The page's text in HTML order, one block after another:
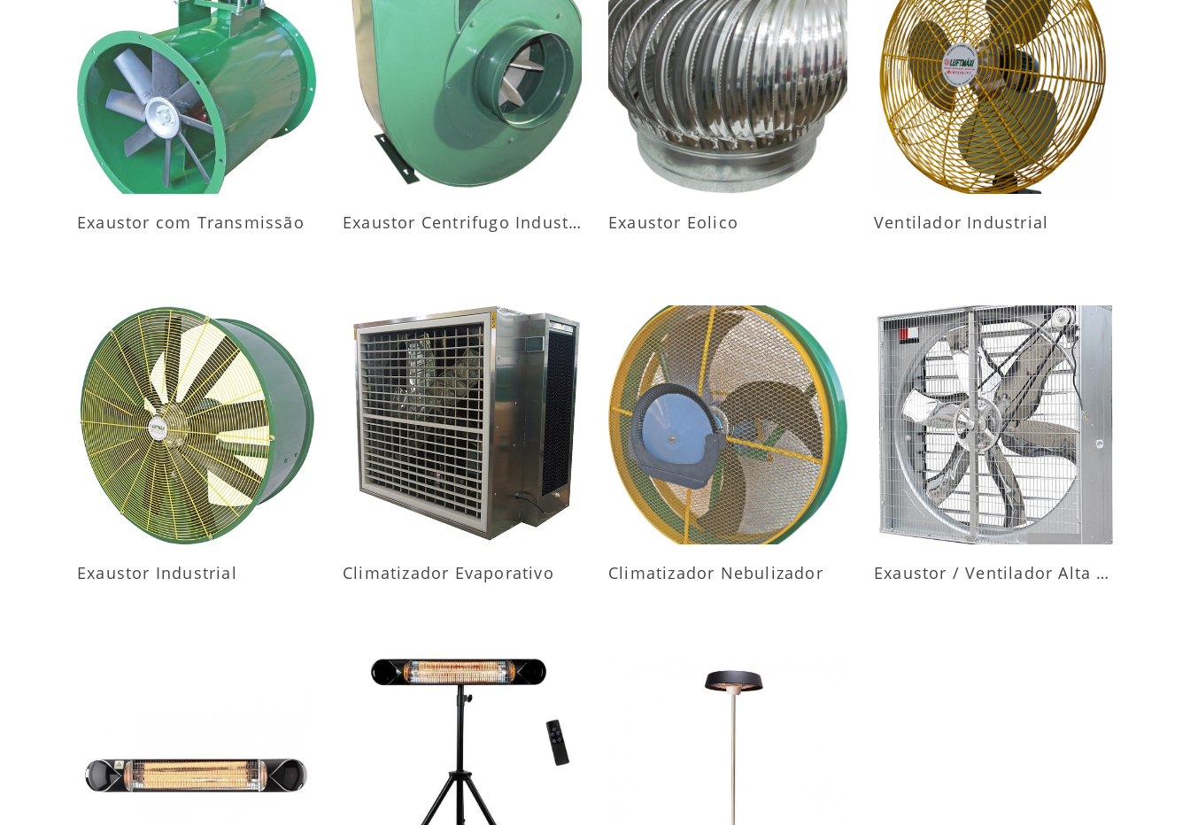
MAIS INFORMAÇÕES
Exaustor com Transmissão
MAIS INFORMAÇÕES
Exaustor Centrifugo Industrial
MAIS INFORMAÇÕES
Exaustor Eolico
MAIS INFORMAÇÕES
Ventilador Industrial
MAIS INFORMAÇÕES
Exaustor Industrial
MAIS INFORMAÇÕES
Climatizador Evaporativo
MAIS INFORMAÇÕES
Climatizador Nebulizador
MAIS INFORMAÇÕES
Exaustor / Ventilador Alta Vazão
MAIS INFORMAÇÕES MAIS INFORMAÇÕES